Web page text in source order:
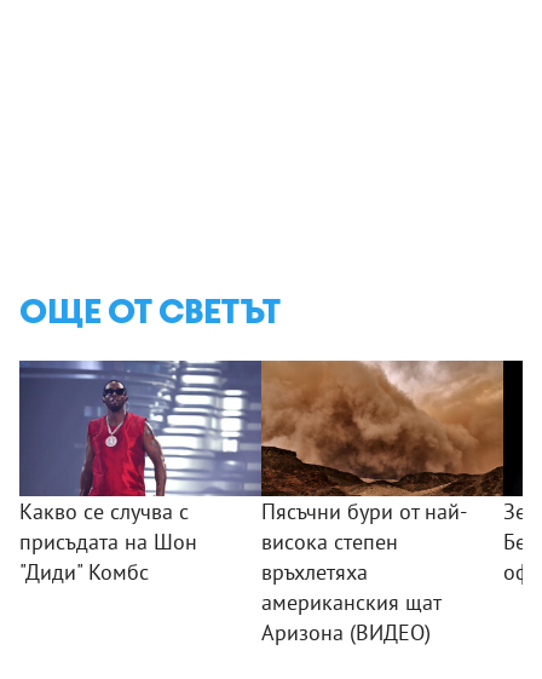
ОЩЕ ОТ СВЕТЪТ
Какво се случва с
присъдата на Шон
"Диди" Комбс
Пясъчни бури от най-
висока степен
връхлетяха
американския щат
Аризона (ВИДЕО)